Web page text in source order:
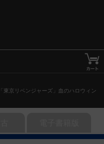
東京リベンジャーズ」血のハロウィン